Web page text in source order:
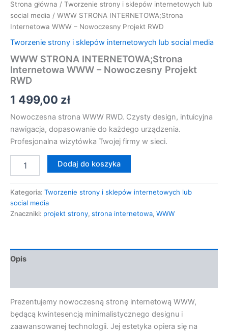
Strona główna / Tworzenie strony i sklepów internetowych lub
social media / WWW STRONA INTERNETOWA;Strona
Internetowa WWW – Nowoczesny Projekt RWD
Tworzenie strony i sklepów internetowych lub social media
WWW STRONA INTERNETOWA;Strona
Internetowa WWW – Nowoczesny Projekt
RWD
1 499,00 zł
Nowoczesna strona WWW RWD. Czysty design, intuicyjna
nawigacja, dopasowanie do każdego urządzenia.
Profesjonalna wizytówka Twojej firmy w sieci.
Dodaj do koszyka
Kategoria: Tworzenie strony i sklepów internetowych lub
social media
Znaczniki: projekt strony, strona internetowa, WWW
Opis
Prezentujemy nowoczesną stronę internetową WWW,
będącą kwintesencją minimalistycznego designu i
zaawansowanej technologii. Jej estetyka opiera się na